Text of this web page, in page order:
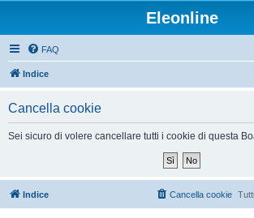
Eleonline
FAQ
Indice
Cancella cookie
Sei sicuro di volere cancellare tutti i cookie di questa
Indice Cancella cookie